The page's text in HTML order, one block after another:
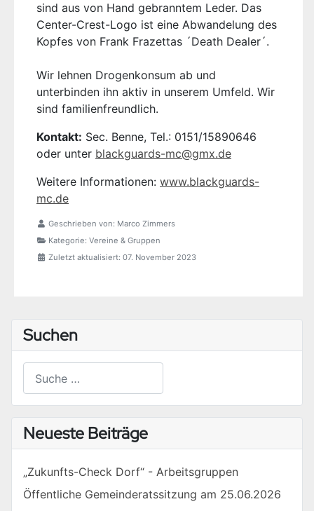
sind aus von Hand gebranntem Leder. Das
Center-Crest-Logo ist eine Abwandelung des
Kopfes von Frank Frazettas ´Death Dealer´.
Wir lehnen Drogenkonsum ab und
unterbinden ihn aktiv in unserem Umfeld. Wir
sind familienfreundlich.
Kontakt: Sec. Benne, Tel.: 0151/15890646
oder unter blackguards-mc@gmx.de
Weitere Informationen: www.blackguards-
mc.de
Geschrieben von: Marco Zimmers
Kategorie: Vereine & Gruppen
Zuletzt aktualisiert: 07. November 2023
Suchen
Type 2 or more characters for results.
Neueste Beiträge
„Zukunfts-Check Dorf“ - Arbeitsgruppen
Öffentliche Gemeinderatssitzung am 25.06.2026